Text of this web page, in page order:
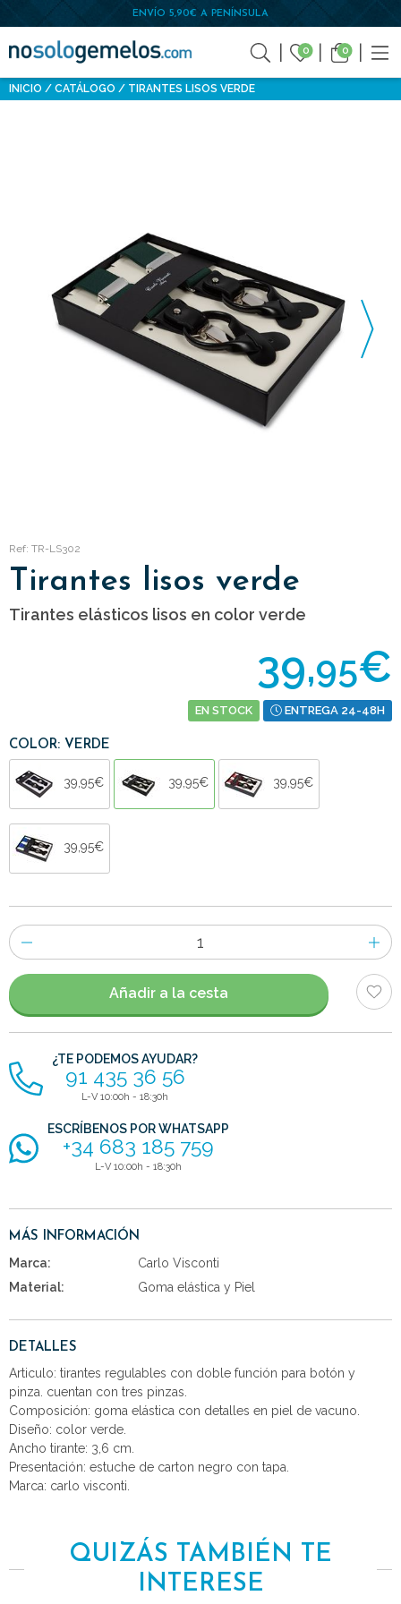
ENVÍO 5,90€ A PENÍNSULA
0 0
INICIO CATÁLOGO TIRANTES LISOS VERDE
Ref: TR-LS302
Tirantes lisos verde
Tirantes elásticos lisos en color verde
39,95€
EN STOCK ENTREGA 24-48H
COLOR: VERDE
39,95€ 39,95€ 39,95€
39,95€
Número
de
artículos
Añadir a la cesta
¿TE PODEMOS AYUDAR?
91 435 36 56
L-V 10:00h - 18:30h
ESCRÍBENOS POR WHATSAPP
+34 683 185 759
L-V 10:00h - 18:30h
MÁS INFORMACIÓN
Marca:
Carlo Visconti
Material:
Goma elástica y Piel
DETALLES
Articulo: tirantes regulables con doble función para botón y
pinza. cuentan con tres pinzas.
Composición: goma elástica con detalles en piel de vacuno.
Diseño: color verde.
Ancho tirante: 3,6 cm.
Presentación: estuche de carton negro con tapa.
Marca: carlo visconti.
QUIZÁS TAMBIÉN TE
INTERESE